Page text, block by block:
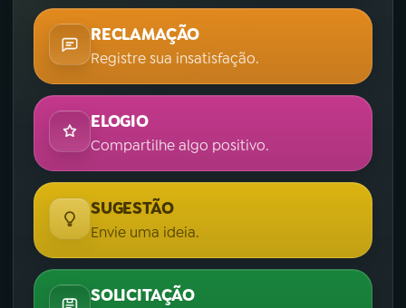
RECLAMAÇÃO
Registre sua insatisfação.
ELOGIO
Compartilhe algo positivo.
SUGESTÃO
Envie uma ideia.
SOLICITAÇÃO